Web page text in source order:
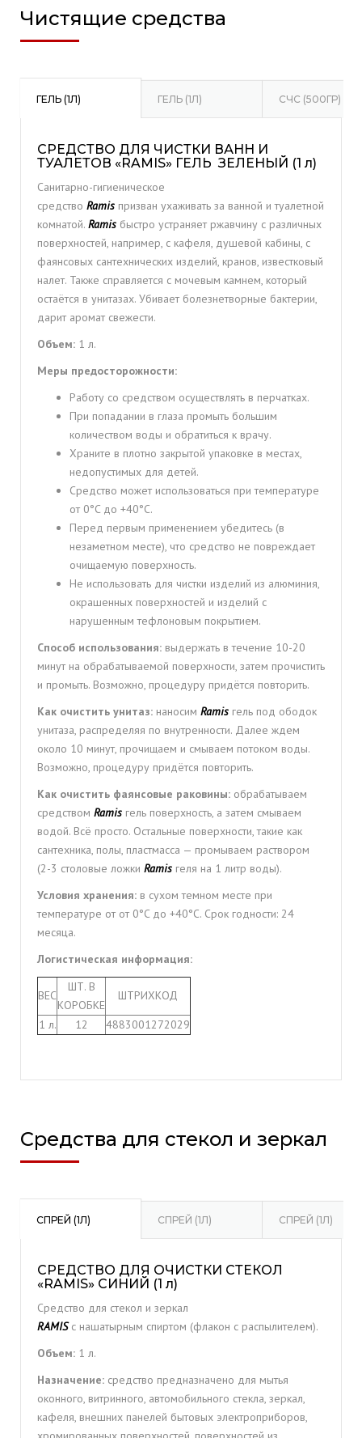
Чистящие средства
ГЕЛЬ (1Л) ГЕЛЬ (1Л) СЧС (500ГР)
СРЕДСТВО ДЛЯ ЧИСТКИ ВАНН И
ТУАЛЕТОВ «RAMIS» ГЕЛЬ ЗЕЛЕНЫЙ (1 л)
Санитарно-гигиеническое
средство Ramis призван ухаживать за ванной и туалетной
комнатой. Ramis быстро устраняет ржавчину с различных
поверхностей, например, с кафеля, душевой кабины, с
фаянсовых сантехнических изделий, кранов, известковый
налет. Также справляется с мочевым камнем, который
остаётся в унитазах. Убивает болезнетворные бактерии,
дарит аромат свежести.
Объем: 1 л.
Меры предосторожности:
Работу со средством осуществлять в перчатках.
При попадании в глаза промыть большим
количеством воды и обратиться к врачу.
Храните в плотно закрытой упаковке в местах,
недопустимых для детей.
Средство может использоваться при температуре
от 0°C до +40°C.
Перед первым применением убедитесь (в
незаметном месте), что средство не повреждает
очищаемую поверхность.
Не использовать для чистки изделий из алюминия,
окрашенных поверхностей и изделий с
нарушенным тефлоновым покрытием.
Способ использования: выдержать в течение 10-20
минут на обрабатываемой поверхности, затем прочистить
и промыть. Возможно, процедуру придётся повторить.
Как очистить унитаз: наносим Ramis гель под ободок
унитаза, распределяя по внутренности. Далее ждем
около 10 минут, прочищаем и смываем потоком воды.
Возможно, процедуру придётся повторить.
Как очистить фаянсовые раковины: обрабатываем
средством Ramis гель поверхность, а затем смываем
водой. Всё просто. Остальные поверхности, такие как
сантехника, полы, пластмасса — промываем раствором
(2-3 столовые ложки Ramis геля на 1 литр воды).
Условия хранения: в сухом темном месте при
температуре от от 0°C до +40°C. Срок годности: 24
месяца.
Логистическая информация:
ВЕС
ШТ. В
КОРОБКЕ
ШТРИХКОД
1 л.
12 4883001272029
Средства для стекол и зеркал
СПРЕЙ (1Л) СПРЕЙ (1Л) СПРЕЙ (1Л)
СРЕДСТВО ДЛЯ ОЧИСТКИ СТЕКОЛ
«RAMIS» СИНИЙ (1 л)
Средство для стекол и зеркал
RAMISс нашатырным спиртом (флакон с распылителем).
Объем: 1 л.
Назначение: средство предназначено для мытья
оконного, витринного, автомобильного стекла, зеркал,
кафеля, внешних панелей бытовых электроприборов,